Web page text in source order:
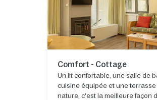
Comfort - Cottage
Un lit confortable, une salle de
cuisine équipée et une
nature, c'est la meilleure façon